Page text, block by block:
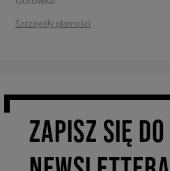
Szczegóły płatności
ZAPISZ SIĘ DO